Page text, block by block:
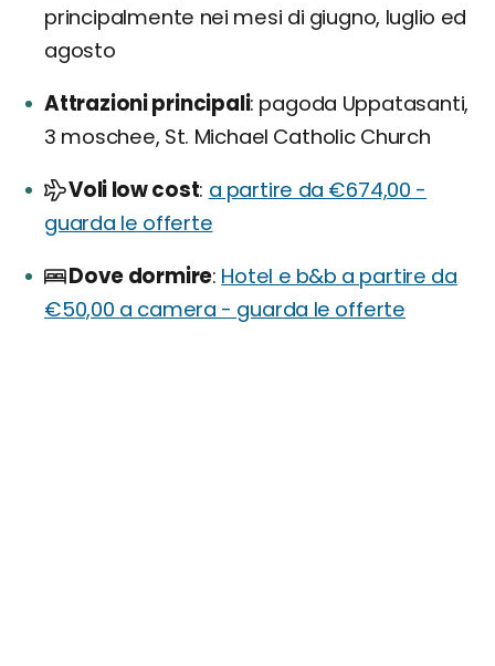
principalmente nei mesi di giugno, luglio ed
agosto
Attrazioni principali pagoda Uppatasanti,
3 moschee, St. Michael Catholic Church
Voli low cost a partire da €674,00 -
guarda le offerte
Dove dormire Hotel e b&b a partire da
€50,00 a camera - guarda le offerte